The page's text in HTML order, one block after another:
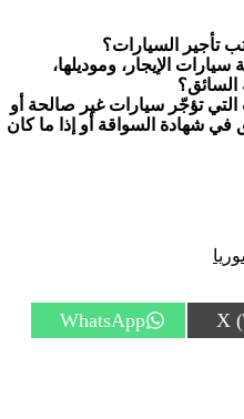
تأجير السيارات؟
الإيجار، وموديلها،
السائق؟
تؤجّر سيارات غير صالحة أو
في شهادة السواقة أو إذا ما كان
X
S
h
WhatsApp